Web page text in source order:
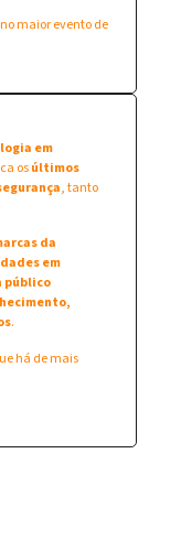
maior evento de
em
osúltimos
, tanto
da
em
público
.
há de mais